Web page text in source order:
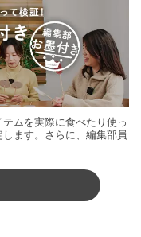
ムを実際に食べたり使っ
ます。さらに、編集部員